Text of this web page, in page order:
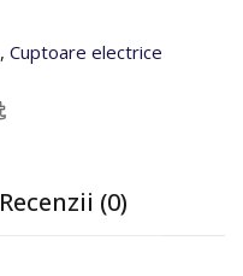
, Cuptoare electrice
Recenzii (0)